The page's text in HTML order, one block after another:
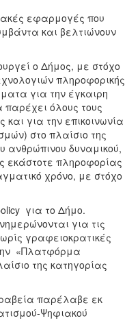
εφαρμογές που
και βελτιώνουν
ο Δήμος, με στόχο
πληροφορικής
για την έγκαιρη
όλους τους
για την επικοινωνία
στο πλαίσιο της
ανθρώπινου δυναμικού,
εκάστοτε πληροφορίας
χρόνο, με στόχο
για το Δήμο.
για τις
γραφειοκρατικές
«Πλατφόρμα
της κατηγορίας
παρέλαβε εκ
Ψηφιακού